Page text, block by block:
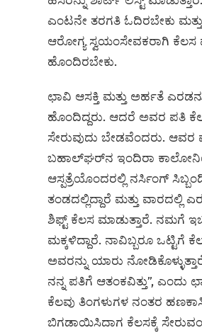
ಎಂಟನೇ ತರಗತಿ ಓದಿರಬೇಕು
ಆರೋಗ್ಯ ಸ್ವಯಂಸೇವಕರಾಗಿ ಕೆಲಸ
ಹೊಂದಿರಬೇಕು.
ಛಾವಿ ಆಸಕ್ತಿ ಮತ್ತು ಅರ್ಹತೆ
ಹೊಂದಿದ್ದರು. ಆದರೆ ಅವರ ಪತಿ
ಸೇರುವುದು ಬೇಡವೆಂದರು. ಆವರ
ಬಹಾಲ್‌ಘರ್‌ನ ಇಂದಿರಾ
ಆಸ್ಪತ್ರೆಯೊಂದರಲ್ಲಿ ನರ್ಸಿಂಗ್
ತಂಡದಲ್ಲಿದ್ದಾರೆ ಮತ್ತು ವಾರದಲ್ಲಿ
ಶಿಫ್ಟ್ ಕೆಲಸ ಮಾಡುತ್ತಾರೆ. ನಮಗೆ
ಮಕ್ಕಳಿದ್ದಾರೆ. ನಾವಿಬ್ಬರೂ ಒಟ್ಟಿಗೆ
ಅವರನ್ನು ಯಾರು
ನನ್ನ ಪತಿಗೆ ಆತಂಕವಿತ್ತು”, ಎಂದು
ಕೆಲವು ತಿಂಗಳುಗಳ ನಂತರ
ಬಿಗಡಾಯಿಸಿದಾಗ ಕೆಲಸಕ್ಕೆ